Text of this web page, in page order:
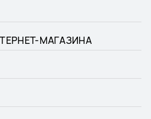
МАГАЗИНА